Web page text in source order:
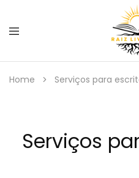
Raiz
Livraria
Home Serviços para
Serviços